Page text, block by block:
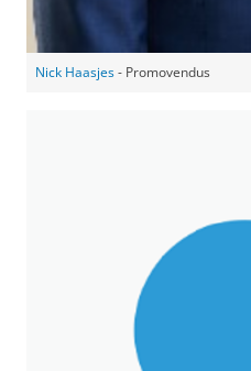
Nick Haasjes- Promovendus